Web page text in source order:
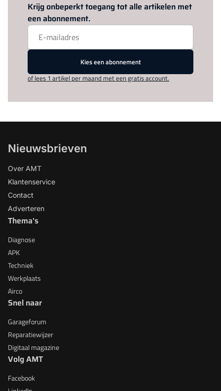
Krijg onbeperkt toegang tot alle artikelen met
een abonnement.
Kies een abonnement
of lees 1 artikel per maand met een gratis account.
Nieuwsbrieven
Over AMT
Klantenservice
Contact
Adverteren
Thema's
Diagnose
APK
Techniek
Werkplaats
Airco
Snel naar
Garageforum
Reparatiewijzer
Digitaal magazine
Volg AMT
Facebook